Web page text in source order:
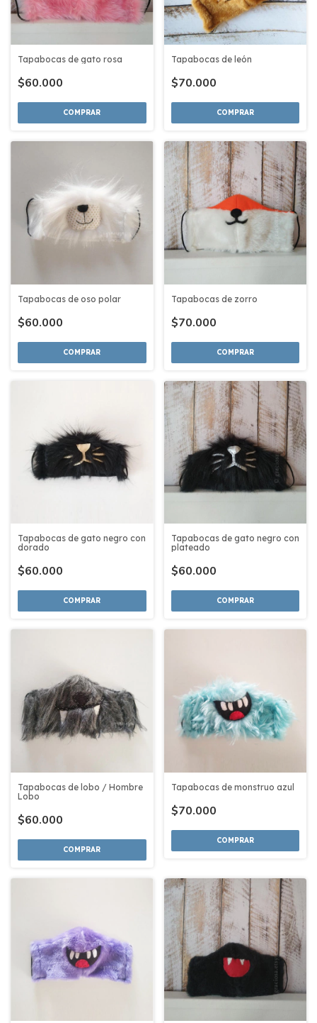
Tapabocas de gato rosa
$60.000
COMPRAR
Tapabocas de león
$70.000
COMPRAR
Tapabocas de oso polar
$60.000
COMPRAR
Tapabocas de zorro
$70.000
COMPRAR
Tapabocas de gato negro con
dorado
$60.000
COMPRAR
Tapabocas de gato negro con
plateado
$60.000
COMPRAR
Tapabocas de lobo / Hombre
Lobo
$60.000
COMPRAR
Tapabocas de monstruo azul
$70.000
COMPRAR